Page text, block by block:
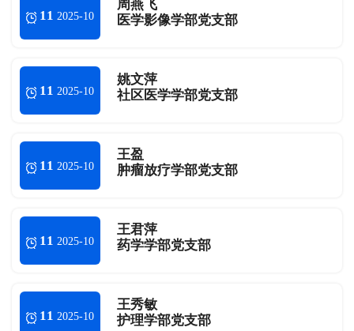
11 2025-10
周燕飞
医学影像学部党支部
11 2025-10
姚文萍
社区医学学部党支部
11 2025-10
王盈
肿瘤放疗学部党支部
11 2025-10
王君萍
药学学部党支部
11 2025-10
王秀敏
护理学部党支部